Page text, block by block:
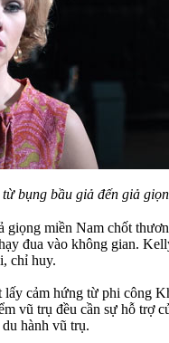
bụng bầu giả đến giả
miền Nam chốt
đua vào không gian.
chỉ huy.
cảm hứng từ phi
vũ trụ đều cần sự hỗ
hành vũ trụ.